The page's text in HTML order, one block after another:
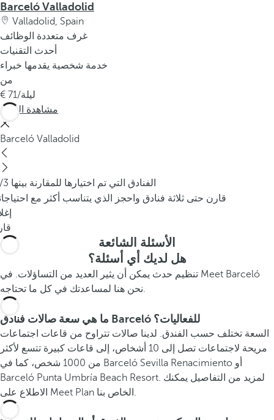
Barceló Valladolid
Valladolid, Spain
غرف متعددة الوظائف
أحدث التقنيات
خدمة شخصية يقدمها خبراء
من
71 /ليلة
مشاهدة المزيد
Barceló Valladolid
/3 الفنادق التي تم اختيارها للمقارنة بينها
قارن حتى ثلاثة فنادق واحجز الذي يتناسب أكثر مع
الأسئلة الشائعة
هل لديك أي أسئلة؟
تنظيم حدث يمكن أن يثير العديد من التساؤلات. في Meet Barceló
نحن هنا لمساعدتك في كل ما تحتاجه.
ما هي سعة صالات فنادق Barceló للفعاليات؟
السعة تختلف حسب الفندق. لدينا صالات تتراوح من قاعات اجتماعات
مريحة لاجتماعات تصل إلى 10 أشخاص، إلى قاعات كبيرة تتسع لأكثر
من 1000 شخص، كما في Barceló Sevilla Renacimiento أو
Barceló Punta Umbría Beach Resort. لمزيد من التفاصيل يمكنك
الاطلاع على Meet Plan الخاص بنا.